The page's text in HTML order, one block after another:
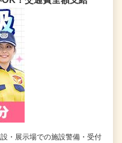
・展示場での施設警備・受付